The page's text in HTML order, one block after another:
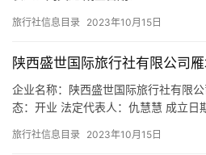
市
长安北路中信大厦17层17C室 网址：-
咨询策划服务；文化场馆…
旅行社信息目录 2023年10月15日
陕西盛世国际旅行社有限公司
企业名称：陕西盛世国际旅行社有限
态：开业 法定代表人：仇慧慧 成立日
91610103MAB0TW5X42 注册地址：
旅行社信息目录 2023年10月15日